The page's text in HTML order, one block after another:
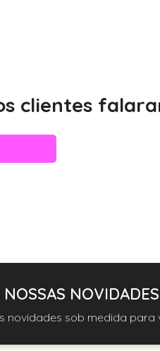
clientes
NOSSAS
novidades sob medida para